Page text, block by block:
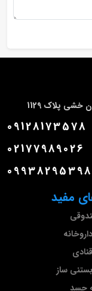
مفید
ساز
جسد
پلاک 1129
09128173578
02177989026
09938295398